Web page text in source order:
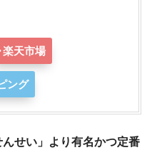
楽天市場
ング
せい」より有名かつ定番